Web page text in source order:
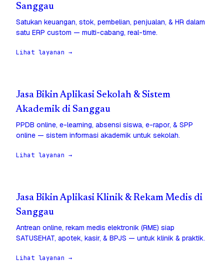
Sanggau
Satukan keuangan, stok, pembelian, penjualan, & HR dalam
satu ERP custom — multi-cabang, real-time.
Lihat layanan →
Jasa Bikin Aplikasi Sekolah & Sistem
Akademik di Sanggau
PPDB online, e-learning, absensi siswa, e-rapor, & SPP
online — sistem informasi akademik untuk sekolah.
Lihat layanan →
Jasa Bikin Aplikasi Klinik & Rekam Medis di
Sanggau
Antrean online, rekam medis elektronik (RME) siap
SATUSEHAT, apotek, kasir, & BPJS — untuk klinik & praktik.
Lihat layanan →